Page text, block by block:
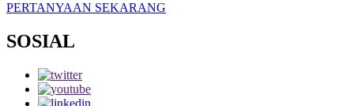
PERTANYAAN SEKARANG
SOSIAL